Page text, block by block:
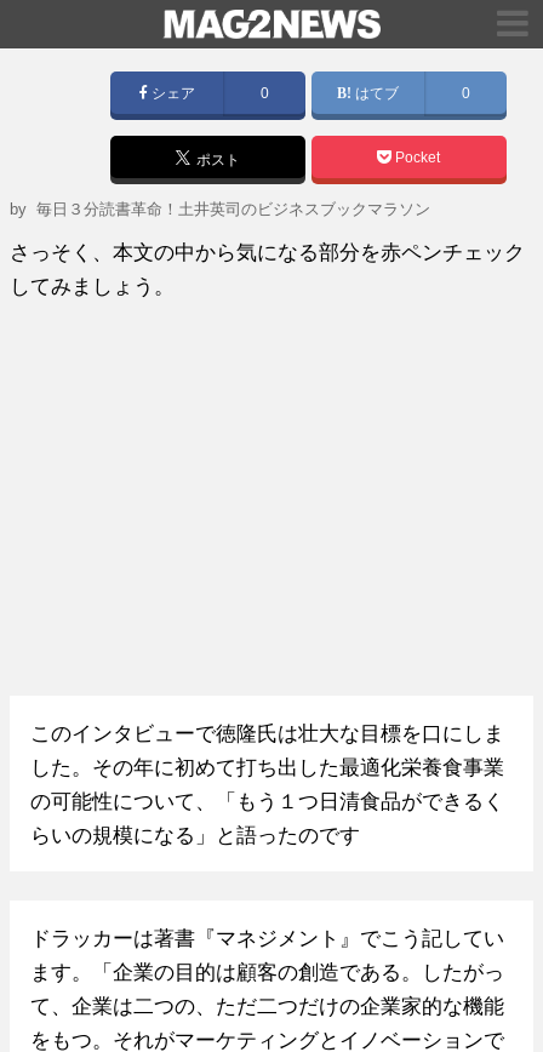
シェア 0 はてブ 0
ポスト Pocket
by毎日３分読書革命！土井英司のビジネスブックマラソン
さっそく、本文の中から気になる部分を赤ペンチェック
してみましょう。
このインタビューで徳隆氏は壮大な目標を口にしま
した。その年に初めて打ち出した最適化栄養食事業
の可能性について、「もう１つ日清食品ができるく
らいの規模になる」と語ったのです
ドラッカーは著書『マネジメント』でこう記してい
ます。「企業の目的は顧客の創造である。したがっ
て、企業は二つの、ただ二つだけの企業家的な機能
をもつ。それがマーケティングとイノベーションで